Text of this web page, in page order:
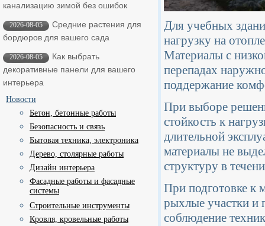
канализацию зимой без ошибок
2026-08-05
Средние растения для
бордюров для вашего сада
2026-08-05
Как выбрать
декоративные панели для вашего
интерьера
Новости
Бетон, бетонные работы
Безопасность и связь
Бытовая техника, электроника
Дерево, столярные работы
Дизайн интерьера
Фасадные работы и фасадные
системы
Строительные инструменты
Кровля, кровельные работы
Для учебных
нагрузку на
Материалы с
перепадах
поддержание
При выборе
стойкость к
длительной
материалы не
структуру в
При подготовке к
рыхлые участки и
соблюдение